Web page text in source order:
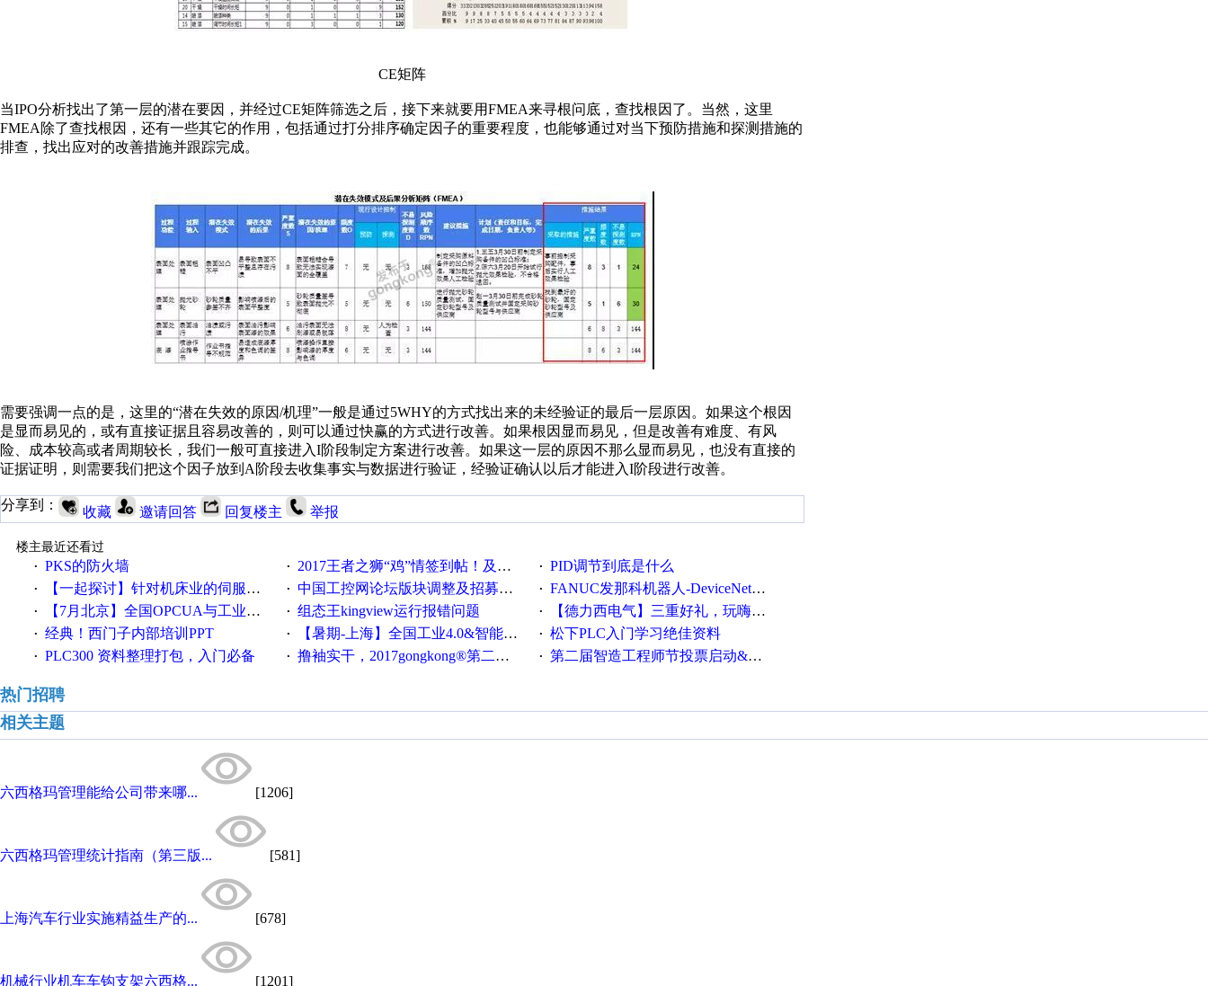
CE矩阵
当IPO分析找出了第一层的潜在要因，并经过CE矩阵筛选之后，接下来就要用FMEA来寻根问底，查找根因了。当然，这里
FMEA除了查找根因，还有一些其它的作用，包括通过打分排序确定因子的重要程度，也能够通过对当下预防措施和探测措施的
排查，找出应对的改善措施并跟踪完成。
需要强调一点的是，这里的“潜在失效的原因/机理”一般是通过5WHY的方式找出来的未经验证的最后一层原因。如果这个根因
是显而易见的，或有直接证据且容易改善的，则可以通过快赢的方式进行改善。如果根因显而易见，但是改善有难度、有风
险、成本较高或者周期较长，我们一般可直接进入I阶段制定方案进行改善。如果这一层的原因不那么显而易见，也没有直接的
证据证明，则需要我们把这个因子放到A阶段去收集事实与数据进行验证，经验证确认以后才能进入I阶段进行改善。
分享到： 收藏 邀请回答 回复楼主 举报
楼主最近还看过
· PKS的防火墙 · 2017王者之狮“鸡”情签到帖！及时更新在线研讨会预告 · PID调节到底是什么
· 【一起探讨】针对机床业的伺服系统发展，您的期望是什么？ · 中国工控网论坛版块调整及招募版主公告 · FANUC发那科机器人-DeviceNet通信使用手册(中文)
· 【7月北京】全国OPCUA与工业互联技术培训班通知！ · 组态王kingview运行报错问题 · 【德力西电气】三重好礼，玩嗨夏日！
· 经典！西门子内部培训PPT · 【暑期-上海】全国工业4.0&智能制造高级培训班通知！ · 松下PLC入门学习绝佳资料
· PLC300 资料整理打包，入门必备 · 撸袖实干，2017gongkong®第二届智造工程师节正式起航！ · 第二届智造工程师节投票启动&周周有礼！
热门招聘
相关主题
六西格玛管理能给公司带来哪... [1206]
六西格玛管理统计指南（第三版... [581]
上海汽车行业实施精益生产的... [678]
机械行业机车车钩支架六西格... [1201]